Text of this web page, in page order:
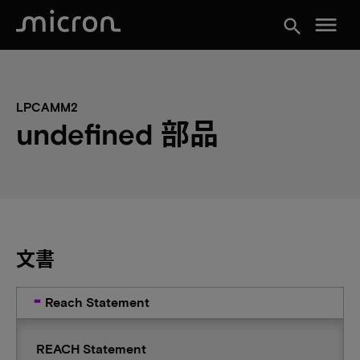
search menu
LPCAMM2
undefined 部品
文書
Reach Statement
REACH Statement